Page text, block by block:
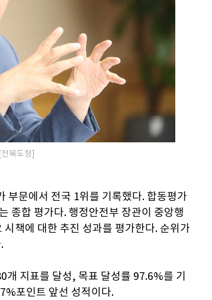
북도청]
부문에서 전국 1위를 기록했다. 합동평가
종합 평가다. 행정안전부 장관이 중앙행
책에 대한 추진 성과를 평가한다. 순위가
지표를 달성, 목표 달성률 97.6%를 기
포인트 앞선 성적이다.